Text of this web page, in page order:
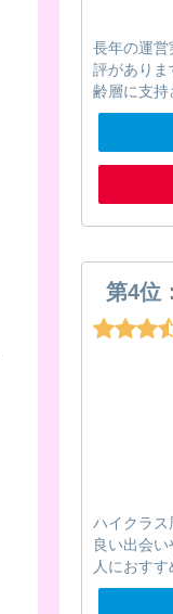
長年の運営
評があり
齢層に支持
第4位
ハイクラ
良い出会
人におすす